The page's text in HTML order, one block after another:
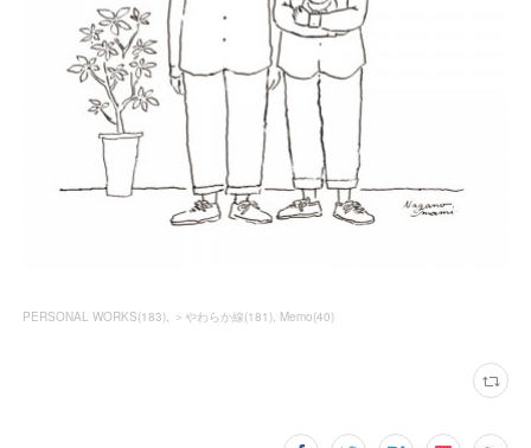
PERSONAL WORKS(183) ＞やわらか線(181) Memo(40)